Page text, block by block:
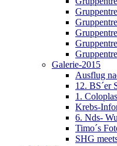
Galerie-2015
Ausflug
12. BS´er
1.
Krebs-
6. Nds-
Timo´s
SHG